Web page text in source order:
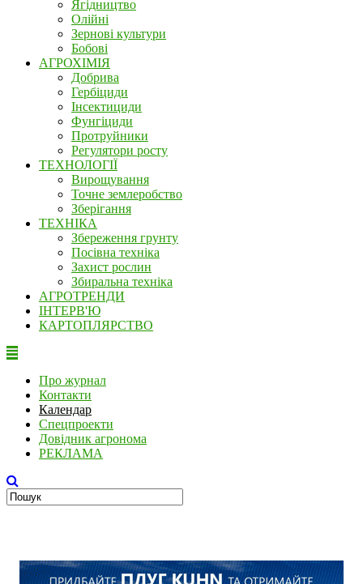
Ягідництво
Олійні
Зернові культури
Бобові
АГРОХІМІЯ
Добрива
Гербіциди
Інсектициди
Фунгіциди
Протруйники
Регулятори росту
ТЕХНОЛОГІЇ
Вирощування
Точне землеробство
Зберігання
ТЕХНІКА
Збереження грунту
Посівна техніка
Захист рослин
Збиральна техніка
АГРОТРЕНДИ
ІНТЕРВ'Ю
КАРТОПЛЯРСТВО
Про журнал
Контакти
Календар
Спецпроекти
Довідник агронома
РЕКЛАМА